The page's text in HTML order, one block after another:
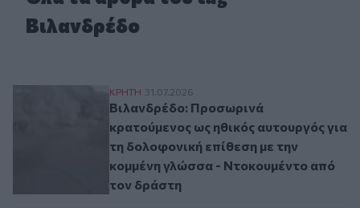
Βιλανδρέδο
Βιλανδρέδο: Προσωρινά κρατούμενος
ΚΡΗΤΗ 31.07.2026
Βιλανδρέδο: Προσωρινά
κρατούμενος ως ηθικός αυτουργός για
τη δολοφονική επίθεση με την
κομμένη γλώσσα - Ντοκουμέντο από
τον δράστη